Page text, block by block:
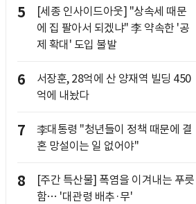
5
[세종 인사이드아웃] "상속세 때문
에 집 팔아서 되겠냐" 李 약속한 '공
제 확대' 도입 불발
6
서장훈, 28억에 산 양재역 빌딩 450
억에 내놨다
7
李대통령 "청년들이 정책 때문에 결
혼 망설이는 일 없어야"
8
[주간 특산물] 폭염을 이겨내는 푸릇
함… '대관령 배추·무'